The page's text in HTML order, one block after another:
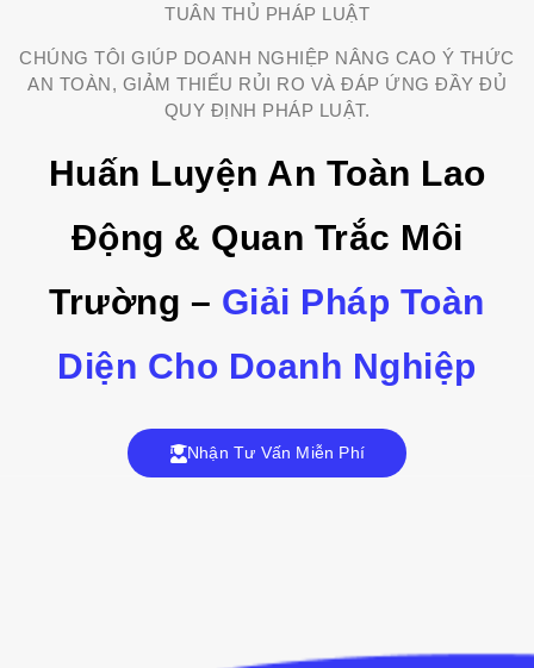
TUÂN THỦ PHÁP LUẬT
CHÚNG TÔI GIÚP DOANH NGHIỆP NÂNG CAO Ý THỨC
AN TOÀN, GIẢM THIỂU RỦI RO VÀ ĐÁP ỨNG ĐẦY ĐỦ
QUY ĐỊNH PHÁP LUẬT.
Huấn Luyện An Toàn Lao
Động & Quan Trắc Môi
Trường – Giải Pháp Toàn
Diện Cho Doanh Nghiệp
Nhận Tư Vấn Miễn Phí